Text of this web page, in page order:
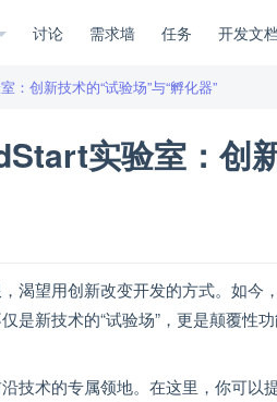
讨论 需求墙 任务 开发文档
创新技术的“试验场”与“孵化器”
实验室：创
渴望用创新改变开发的方式。如今
新技术的“试验场”，更是颠覆性功
技术的专属领地。在这里，你可以